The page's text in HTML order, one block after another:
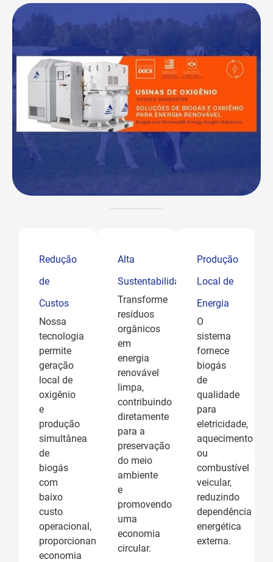
Redução
de
Custos
Nossa
tecnologia
permite
geração
local de
oxigênio
e
produção
simultânea
de
biogás
com
baixo
custo
operacional,
proporcionando
economia
Alta
Sustentabilidade
Transforme
resíduos
orgânicos
em
energia
renovável
limpa,
contribuindo
diretamente
para a
preservação
do meio
ambiente
e
promovendo
uma
economia
circular.
Produção
Local de
Energia
O
sistema
fornece
biogás
de
qualidade
para
eletricidade,
aquecimento
ou
combustível
veicular,
reduzindo
dependência
energética
externa.